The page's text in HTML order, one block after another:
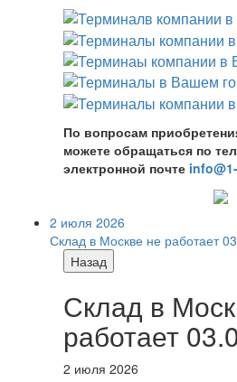
По вопросам
можете обращаться по
электронной почте
2 июля 2026
Склад в Москве не работает
Назад
Склад в
работает
2 июля 2026